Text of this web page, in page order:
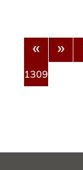
« »
1309